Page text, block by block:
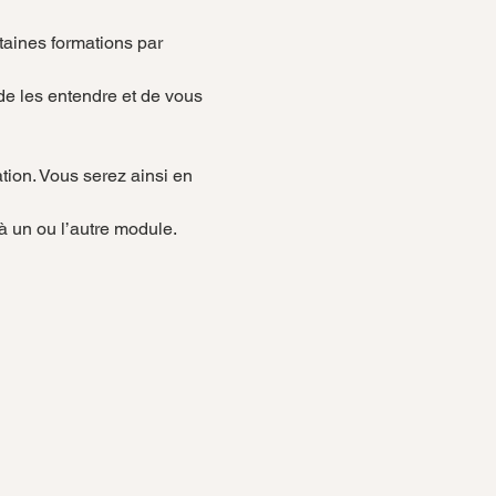
formations par
les entendre et de vous
Vous serez ainsi en
un ou l’autre module.